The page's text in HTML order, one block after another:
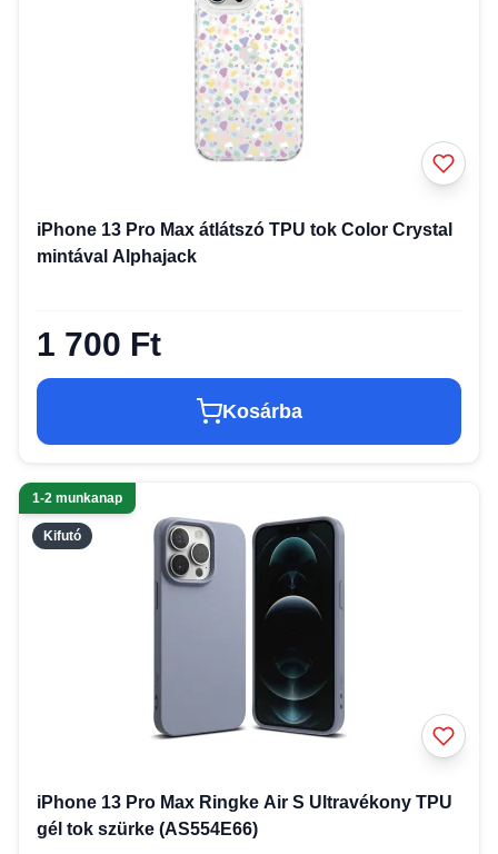
iPhone 13 Pro Max átlátszó TPU tok Color Crystal
mintával Alphajack
1 700 Ft
Kosárba
Kifutó
1-2 munkanap
iPhone 13 Pro Max Ringke Air S Ultravékony TPU
gél tok szürke (AS554E66)